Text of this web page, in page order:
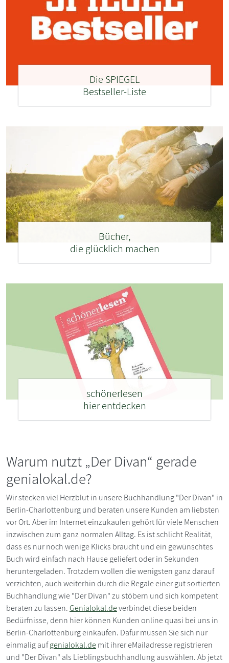
Die SPIEGEL
Bestseller-Liste
Bücher,
die glücklich machen
schönerlesen
hier entdecken
Warum nutzt „Der Divan“ gerade
genialokal.de?
Wir stecken viel Herzblut in unsere Buchhandlung "Der Divan" in
Berlin-Charlottenburg und beraten unsere Kunden am liebsten
vor Ort. Aber im Internet einzukaufen gehört für viele Menschen
inzwischen zum ganz normalen Alltag. Es ist schlicht Realität,
dass es nur noch wenige Klicks braucht und ein gewünschtes
Buch wird einfach nach Hause geliefert oder in Sekunden
heruntergeladen. Trotzdem wollen die wenigsten ganz darauf
verzichten, auch weiterhin durch die Regale einer gut sortierten
Buchhandlung wie "Der Divan" zu stöbern und sich kompetent
beraten zu lassen.Genialokal.deverbindet diese beiden
Bedürfnisse, denn hier können Kunden online quasi bei uns in
Berlin-Charlottenburg einkaufen. Dafür müssen Sie sich nur
einmalig aufgenialokal.demit ihrer eMailadresse registrieren
und "Der Divan" als Lieblingsbuchhandlung auswählen. Ab jetzt